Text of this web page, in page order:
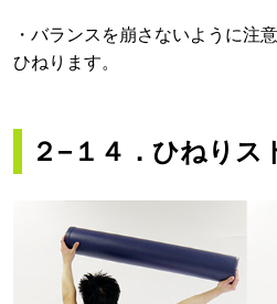
・バランスを崩さないように注
ひねります。
２−１４．ひねりス